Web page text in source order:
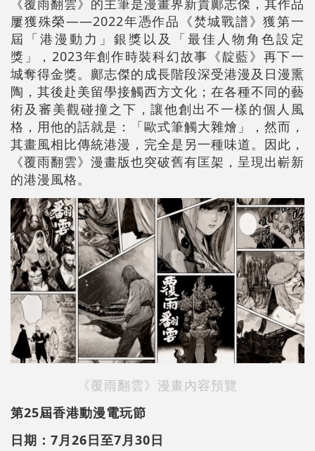
屢獲殊榮——2022年憑作品《焚城戰譜》獲第一
屆「港漫動力」銀獎以及「最佳人物角色設定
獎」，2023年創作時裝科幻故事《靛藍》再下一
城奪得金獎。鄺志傑的成長階段深受港漫及日漫熏
陶，其後赴美留學接觸西方文化；在各種不同的藝
術及審美觀碰撞之下，讓他創出不一樣的個人風
格，用他的話就是：「歐式筆觸大雜燴」，然而，
其畫風相比傳統港漫，完全是另一種味道。因此，
《覆雨翻雲》漫畫版也突破舊有匡架，呈現出嶄新
的港漫風格。
《覆雨翻雲》 漫畫內容預覽
第25屆香港動漫電玩節
日期：7月26日至7月30日